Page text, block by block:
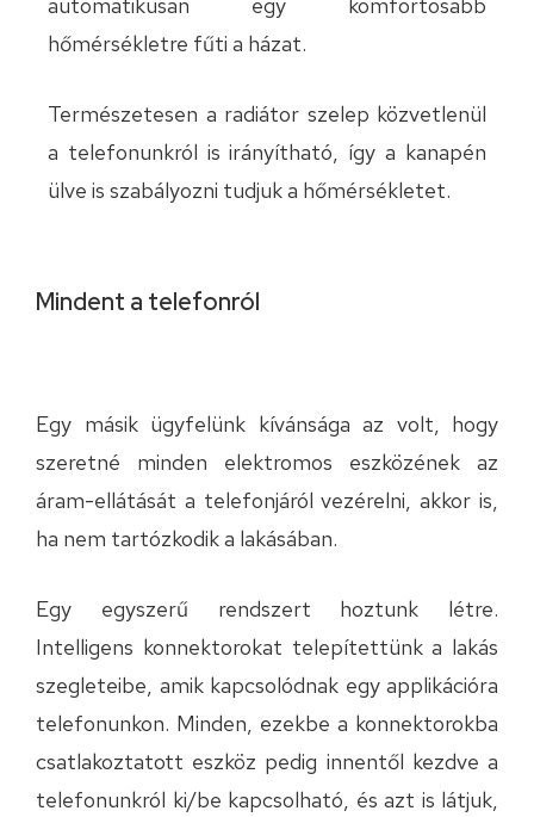
automatikusan egy komfortosabb
hőmérsékletre fűti a házat.
Természetesen a radiátor szelep közvetlenül
a telefonunkról is irányítható, így a kanapén
ülve is szabályozni tudjuk a hőmérsékletet.
Mindent a telefonról
Egy másik ügyfelünk kívánsága az volt, hogy
szeretné minden elektromos eszközének az
áram-ellátását a telefonjáról vezérelni, akkor is,
ha nem tartózkodik a lakásában.
Egy egyszerű rendszert hoztunk létre.
Intelligens konnektorokat telepítettünk a lakás
szegleteibe, amik kapcsolódnak egy applikációra
telefonunkon. Minden, ezekbe a konnektorokba
csatlakoztatott eszköz pedig innentől kezdve a
telefonunkról ki/be kapcsolható, és azt is látjuk,